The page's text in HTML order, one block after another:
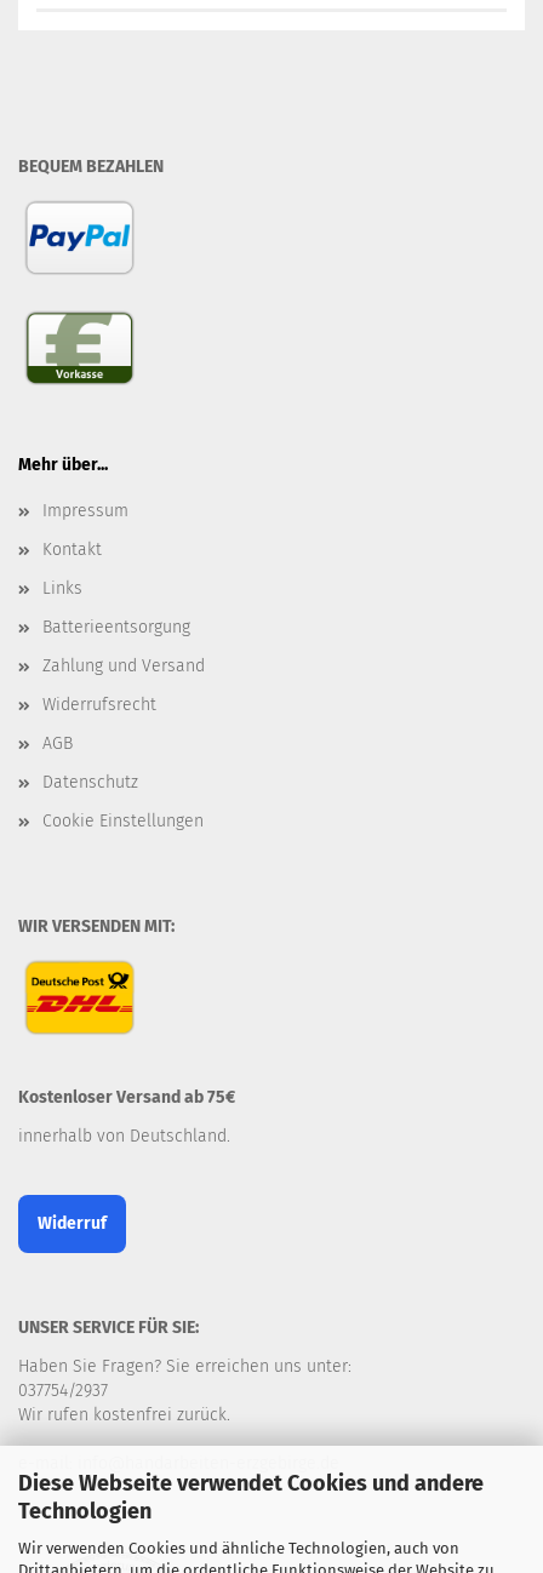
Diese Webseite verwendet Cookies und andere
Technologien
Wir verwenden Cookies und ähnliche Technologien, auch von
Drittanbietern, um die ordentliche Funktionsweise der Website zu
BEQUEM BEZAHLEN
Mehr über...
Impressum
Kontakt
Links
Batterieentsorgung
Zahlung und Versand
Widerrufsrecht
AGB
Datenschutz
Cookie Einstellungen
WIR VERSENDEN MIT:
Kostenloser Versand ab 75€
innerhalb von Deutschland.
Widerruf
UNSER SERVICE FÜR SIE:
Haben Sie Fragen? Sie erreichen uns unter:
037754/2937
Wir rufen kostenfrei zurück.